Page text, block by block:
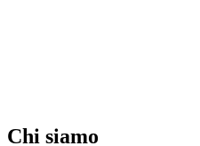
Chi siamo